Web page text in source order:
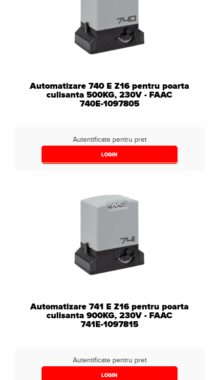
Automatizare 740 E Z16 pentru poarta
culisanta 500KG, 230V - FAAC
740E-1097805
Autentificate pentru pret
LOGIN
Automatizare 741 E Z16 pentru poarta
culisanta 900KG, 230V - FAAC
741E-1097815
Autentificate pentru pret
LOGIN